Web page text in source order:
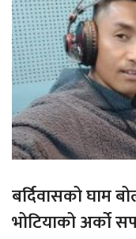
बर्दिवासको घाम
भोटियाको अर्को